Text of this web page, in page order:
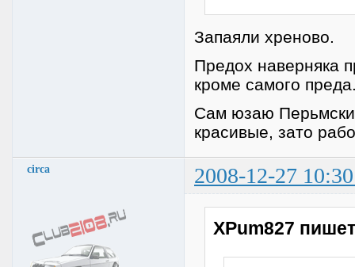
Запаяли хреново.
Предох наверняка
кроме самого
Сам юзаю
красивые, зато
circa 2008-12-27
XPum827